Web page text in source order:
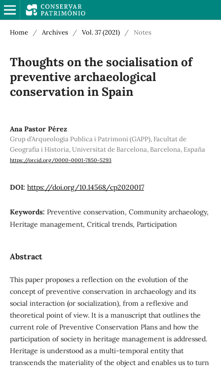
Home / Archives / Vol. 37 (2021) / Notes
Thoughts on the socialisation of
preventive archaeological
conservation in Spain
Ana Pastor Pérez
Grup d’Arqueologia Publica i Patrimoni (GAPP), Facultat de
Geografia i Historia, Universitat de Barcelona, Barcelona, España
https://orcid.org/0000-0001-7850-5293
DOI: https://doi.org/10.14568/cp2020017
Keywords: Preventive conservation, Community archaeology,
Heritage management, Critical trends, Participation
Abstract
This paper proposes a reflection on the evolution of the
concept of preventive conservation in archaeology and its
social interaction (or socialization), from a reflexive and
theoretical point of view. It is a manuscript that outlines the
current role of Preventive Conservation Plans and how the
participation of society in heritage management is addressed.
Heritage is understood as a multi-temporal entity that
transcends the materiality of the object and enables us to turn